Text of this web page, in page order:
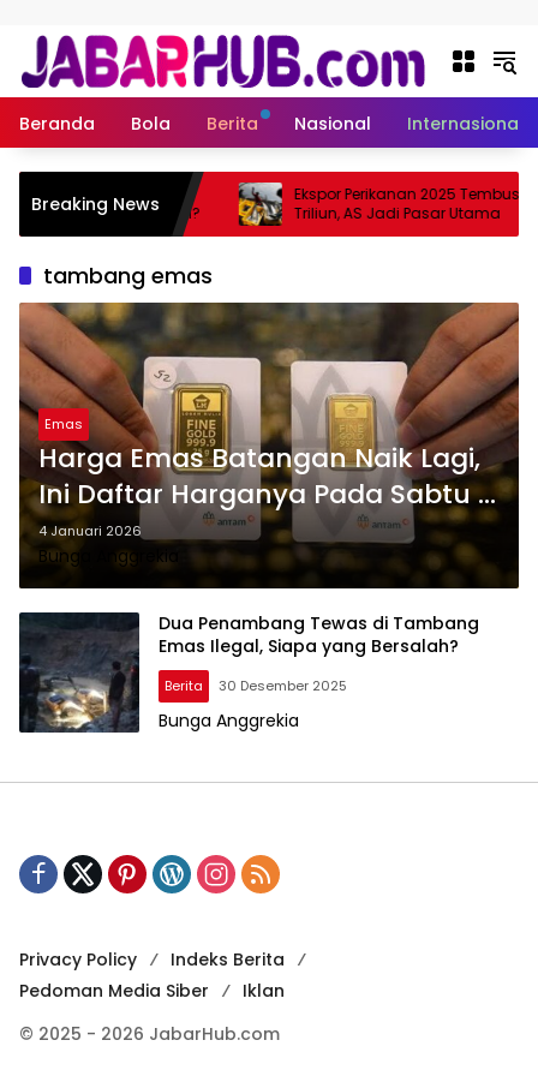
Beranda Bola Berita Nasional Internasional
Breaking News
Juta, Apa
Listrik Pertama Suzuki?
Ekspor Perikanan 2025 Tembus
Triliun, AS Jadi Pasar Utama
tambang emas
Emas
Harga Emas Batangan Naik Lagi,
Ini Daftar Harganya Pada Sabtu 3
Januari 2026
4 Januari 2026
Bunga Anggrekia
Dua Penambang Tewas di Tambang
Emas Ilegal, Siapa yang Bersalah?
Berita 30 Desember 2025
Bunga Anggrekia
Privacy Policy
Indeks Berita
Pedoman Media Siber
Iklan
© 2025 - 2026 JabarHub.com